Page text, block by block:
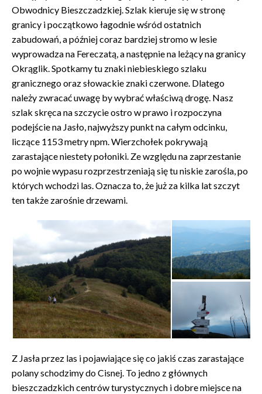
Obwodnicy Bieszczadzkiej. Szlak kieruje się w stronę
granicy i początkowo łagodnie wśród ostatnich
zabudowań, a później coraz bardziej stromo w lesie
wyprowadza na Fereczatą, a następnie na leżący na granicy
Okrąglik. Spotkamy tu znaki niebieskiego szlaku
granicznego oraz słowackie znaki czerwone. Dlatego
należy zwracać uwagę by wybrać właściwą drogę. Nasz
szlak skręca na szczycie ostro w prawo i rozpoczyna
podejście na Jasło, najwyższy punkt na całym odcinku,
liczące 1153 metry npm. Wierzchołek pokrywają
zarastające niestety połoniki. Ze względu na zaprzestanie
po wojnie wypasu rozprzestrzeniają się tu niskie zarośla, po
których wchodzi las. Oznacza to, że już za kilka lat szczyt
ten także zarośnie drzewami.
Z Jasła przez las i pojawiające się co jakiś czas zarastające
polany schodzimy do Cisnej. To jedno z głównych
bieszczadzkich centrów turystycznych i dobre miejsce na